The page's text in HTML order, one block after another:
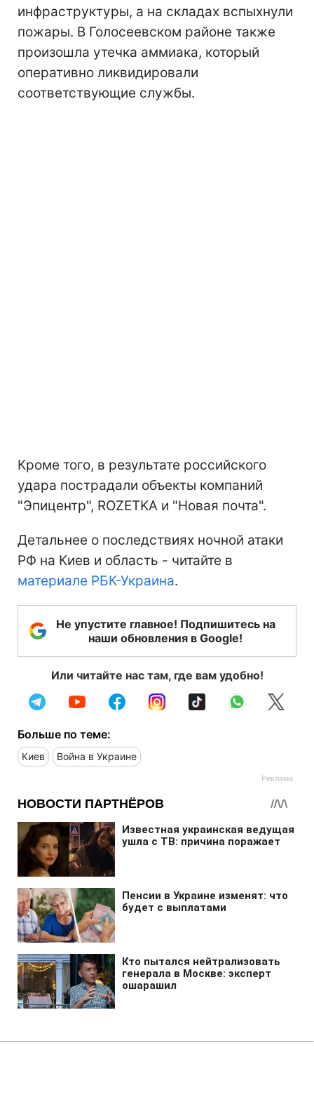
инфраструктуры, а на складах вспыхнули
пожары. В Голосеевском районе также
произошла утечка аммиака, который
оперативно ликвидировали
соответствующие службы.
Кроме того, в результате российского
удара пострадали объекты компаний
"Эпицентр", ROZETKA и "Новая почта".
Детальнее о последствиях ночной атаки
РФ на Киев и область - читайте в
материале РБК-Украина.
Не упустите главное! Подпишитесь на
наши обновления в Google!
Или читайте нас там, где вам удобно!
Больше по теме:
Киев Война в Украине